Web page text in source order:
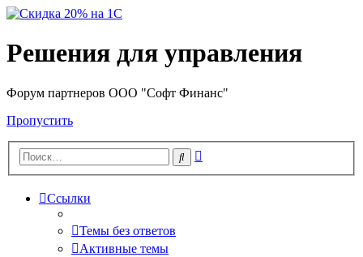
Решения для управления
Форум партнеров ООО "Софт Финанс"
Пропустить
Поиск
Ссылки
Темы без ответов
Активные темы